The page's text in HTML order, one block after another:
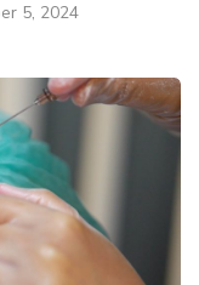
5, 2024